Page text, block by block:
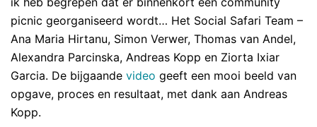
picnic georganiseerd wordt… Het Social Safari Team –
Ana Maria Hirtanu, Simon Verwer, Thomas van Andel,
Alexandra Parcinska, Andreas Kopp en Ziorta Ixiar
Garcia. De bijgaande video geeft een mooi beeld van
opgave, proces en resultaat, met dank aan Andreas
Kopp.